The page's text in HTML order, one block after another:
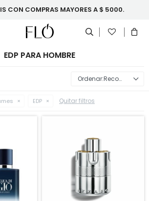
CON COMPRAS MAYORES A $ 5000.
EDP PARA HOMBRE
Recomendados
EDP Quitar filtros